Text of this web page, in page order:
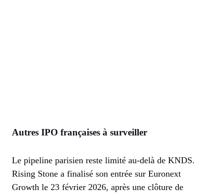
Autres IPO françaises à surveiller
Le pipeline parisien reste limité au-delà de KNDS.
Rising Stone a finalisé son entrée sur Euronext
Growth le 23 février 2026, après une clôture de